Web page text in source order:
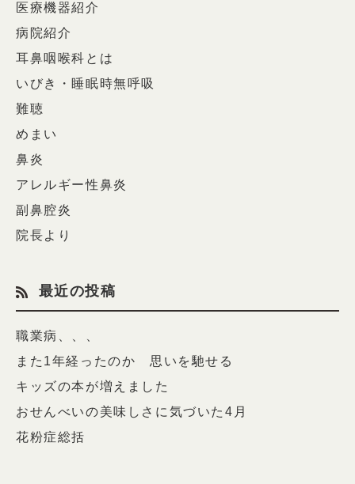
医療機器紹介
病院紹介
耳鼻咽喉科とは
いびき・睡眠時無呼吸
難聴
めまい
鼻炎
アレルギー性鼻炎
副鼻腔炎
院長より
最近の投稿
職業病、、、
また1年経ったのか 思いを馳せる
キッズの本が増えました
おせんべいの美味しさに気づいた4月
花粉症総括